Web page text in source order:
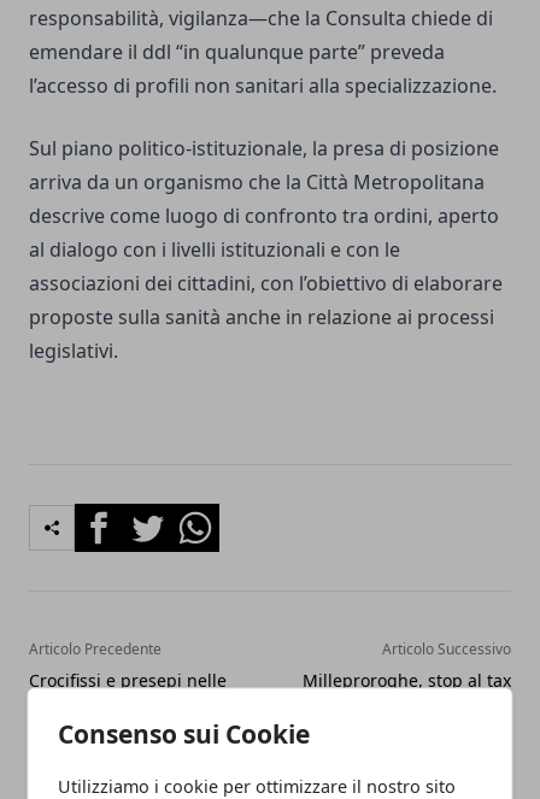
Consenso sui Cookie
Utilizziamo i cookie per ottimizzare il nostro sito
responsabilità, vigilanza—che la Consulta chiede di
emendare il ddl “in qualunque parte” preveda
l’accesso di profili non sanitari alla specializzazione.
Sul piano politico-istituzionale, la presa di posizione
arriva da un organismo che la Città Metropolitana
descrive come luogo di confronto tra ordini, aperto
al dialogo con i livelli istituzionali e con le
associazioni dei cittadini, con l’obiettivo di elaborare
proposte sulla sanità anche in relazione ai processi
legislativi.
FacebookTwitterWhatsapp
Articolo Precedente
Crocifissi e presepi nelle
la “questione identitaria”
Articolo Successivo
Milleproroghe, stop al tax
perde una leva di ossigeno
priorità e spesa pubblica